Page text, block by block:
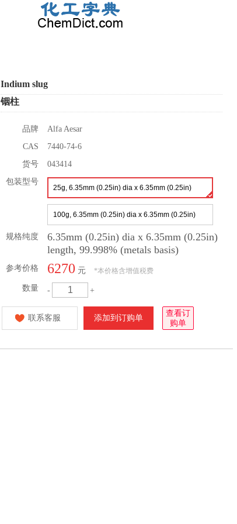
Indium slug
铟柱
品牌
Alfa Aesar
CAS
7440-74-6
货号
043414
包装型号
25g, 6.35mm (0.25in) dia x 6.35mm (0.25in)
length, 99.998% (metals basis)
100g, 6.35mm (0.25in) dia x 6.35mm (0.25in)
length, 99.998% (metals basis)
规格纯度
6.35mm (0.25in) dia x 6.35mm (0.25in)
length, 99.998% (metals basis)
参考价格 6270 元 *本价格含增值税费
数量 - +
联系客服 添加到订购单
查看订
购单